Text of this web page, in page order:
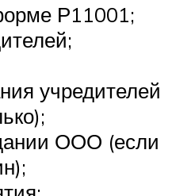
Р11001;
учредителей
ООО (если